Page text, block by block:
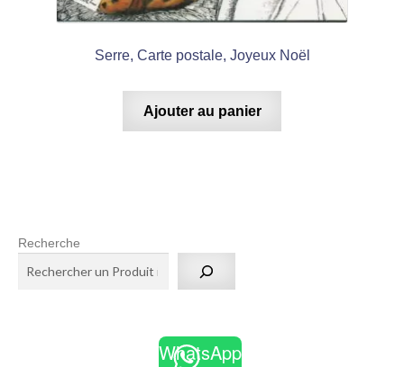
Serre, Carte postale, Joyeux Noël
Ajouter au panier
Recherche
WhatsApp